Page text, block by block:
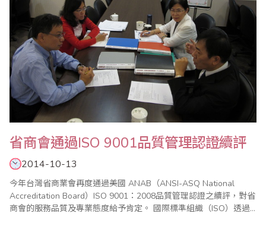
省商會通過ISO 9001品質管理認證續評
2014-10-13
今年台灣省商業會再度通過美國 ANAB（ANSI-ASQ National
Accreditation Board）ISO 9001：2008品質管理認證之續評，對省
商會的服務品質及專業態度給予肯定。 國際標準組織（ISO）透過